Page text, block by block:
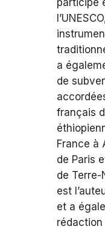
participe
a
de
français
France à
de Paris
de Terre-
est
et a
rédaction